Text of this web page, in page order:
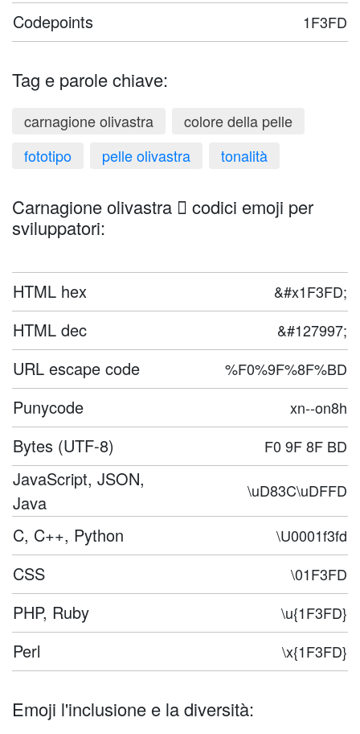
Codepoints 1F3FD
Tag e parole chiave:
carnagione olivastra
colore della pelle
fototipo
pelle olivastra tonalità
Carnagione olivastra 🏽 codici emoji per
sviluppatori:
HTML hex &#x1F3FD;
HTML dec &#127997;
URL escape code %F0%9F%8F%BD
Punycode xn--on8h
Bytes (UTF-8) F0 9F 8F BD
JavaScript, JSON,
Java
\uD83C\uDFFD
C, C++, Python \U0001f3fd
CSS \01F3FD
PHP, Ruby \u{1F3FD}
Perl \x{1F3FD}
Emoji l'inclusione e la diversità: